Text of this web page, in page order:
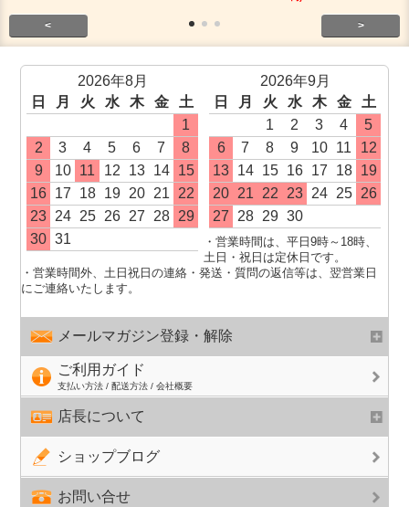
< >
2026年8月
日
月 火 水 木 金
土
1
2
3 4 5 6 7
8
9
10 11 12 13 14 15
16 17 18 19 20 21
22
23 24 25 26 27 28 29
30 31
2026年9月
日
月 火 水 木 金
土
1
2 3 4
5
6
7 8 9 10 11
12
13 14 15 16 17 18 19
20 21 22 23 24 25 26
27
28 29 30
・営業時間は、平日9時～18時、
土日・祝日は定休日です。
・営業時間外、土日祝日の連絡・発送・質問の返信等は、翌営業日
にご連絡いたします。
メールマガジン登録・解除
ご利用ガイド
支払い方法 / 配送方法 / 会社概要
店長について
ショップブログ
お問い合せ